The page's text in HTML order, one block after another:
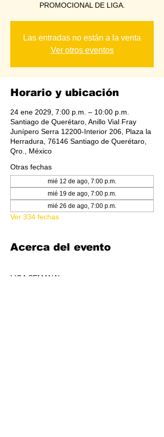
PROMOCIONAL DE LIGA.
Las entradas no están a la venta
Ver otros eventos
Horario y ubicación
24 ene 2029, 7:00 p.m. – 10:00 p.m.
Santiago de Querétaro, Anillo Vial Fray
Junípero Serra 12200-Interior 206, Plaza la
Herradura, 76146 Santiago de Querétaro,
Qro., México
Otras fechas
mié 12 de ago, 7:00 p.m.
mié 19 de ago, 7:00 p.m.
mié 26 de ago, 7:00 p.m.
Ver 334 fechas
Acerca del evento
LIGA SEMANAL